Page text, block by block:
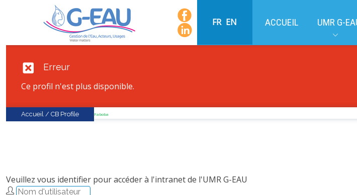
FR EN ACCUEIL UMR G-
Erreur
Ce profil n'est plus disponible.
Accueil / CB Profile
FaLang translation system by Faboba
Veuillez vous identifier pour accéder à l'intranet de l'UMR G-EAU